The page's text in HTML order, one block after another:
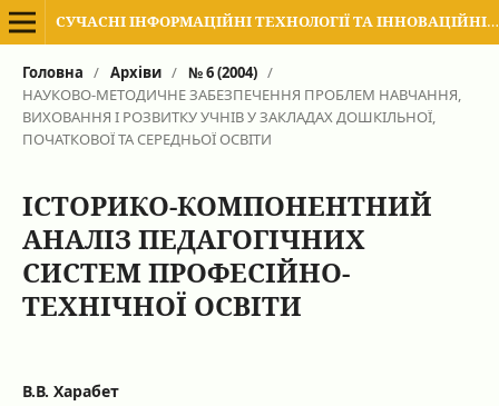
СУЧАСНІ ІНФОРМАЦІЙНІ ТЕХНОЛОГІЇ ТА ІННОВАЦІЙНІ МЕТОДИКИ НАВЧАННЯ В ПІДГОТОВЦІ ФАХІВЦІВ: МЕТОДОЛОГІЯ, ТЕОРІЯ, ДОСВІД, ПРОБЛЕМИ
Головна / Архіви / № 6 (2004) /
НАУКОВО-МЕТОДИЧНЕ ЗАБЕЗПЕЧЕННЯ ПРОБЛЕМ НАВЧАННЯ,
ВИХОВАННЯ І РОЗВИТКУ УЧНІВ У ЗАКЛАДАХ ДОШКІЛЬНОЇ,
ПОЧАТКОВОЇ ТА СЕРЕДНЬОЇ ОСВІТИ
ІСТОРИКО-КОМПОНЕНТНИЙ
АНАЛІЗ ПЕДАГОГІЧНИХ
СИСТЕМ ПРОФЕСІЙНО-
ТЕХНІЧНОЇ ОСВІТИ
В.В. Харабет